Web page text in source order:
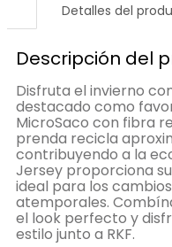
Detalles del
Descripción del
Disfruta el invierno
destacado como
MicroSaco con fibra
prenda recicla
contribuyendo a la
Jersey proporciona
ideal para los
atemporales.
el look perfecto y
estilo junto a RKF.